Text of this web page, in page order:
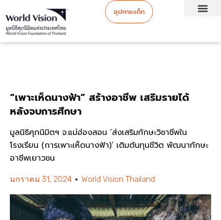
อุปการะเด็ก
“เพาะเห็ดนางฟ้า” สร้างอาชีพ เสริมรายได้
หลังจบการศึกษา
มูลนิธิศุภนิมิตฯ จ.แม่ฮ่องสอน ‘ส่งเสริมทักษะวิชาชีพใน
โรงเรียน (การเพาะเห็ดนางฟ้า)’ เติมต้นทุนชีวิต พัฒนาทักษะ
อาชีพเยาวชน
มกราคม 31, 2024 World Vision Thailand